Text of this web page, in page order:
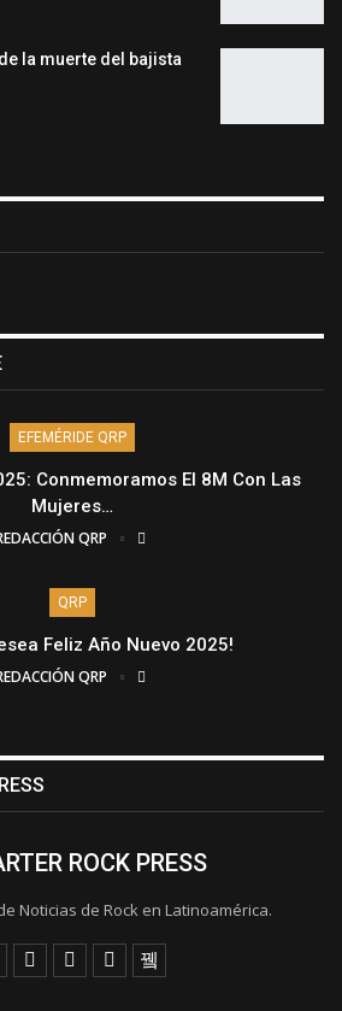
la muerte del bajista
EFEMÉRIDE QRP
Conmemoramos El 8M Con Las
Mujeres…
QRP
QRP
Feliz Año Nuevo 2025!
QRP
Noticias de Rock en Latinoamérica.